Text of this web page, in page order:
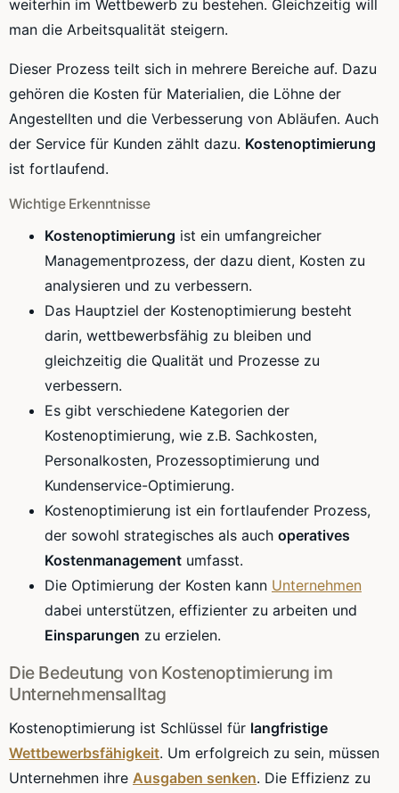
weiterhin im Wettbewerb zu bestehen. Gleichzeitig will
man die Arbeitsqualität steigern.
Dieser Prozess teilt sich in mehrere Bereiche auf. Dazu
gehören die Kosten für Materialien, die Löhne der
Angestellten und die Verbesserung von Abläufen. Auch
der Service für Kunden zählt dazu. Kostenoptimierung
ist fortlaufend.
Wichtige Erkenntnisse
Kostenoptimierung ist ein umfangreicher
Managementprozess, der dazu dient, Kosten zu
analysieren und zu verbessern.
Das Hauptziel der Kostenoptimierung besteht
darin, wettbewerbsfähig zu bleiben und
gleichzeitig die Qualität und Prozesse zu
verbessern.
Es gibt verschiedene Kategorien der
Kostenoptimierung, wie z.B. Sachkosten,
Personalkosten, Prozessoptimierung und
Kundenservice-Optimierung.
Kostenoptimierung ist ein fortlaufender Prozess,
der sowohl strategisches als auch operatives
Kostenmanagement umfasst.
Die Optimierung der Kosten kann Unternehmen
dabei unterstützen, effizienter zu arbeiten und
Einsparungen zu erzielen.
Die Bedeutung von Kostenoptimierung im
Unternehmensalltag
Kostenoptimierung ist Schlüssel für langfristige
Wettbewerbsfähigkeit. Um erfolgreich zu sein, müssen
Unternehmen ihre Ausgaben senken. Die Effizienz zu